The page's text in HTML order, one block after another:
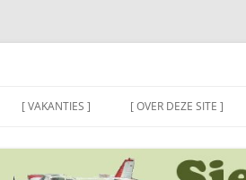
[ VAKANTIES ] [ OVER DEZE SITE ]